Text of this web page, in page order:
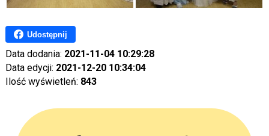
Udostępnij
Data dodania: 2021-11-04 10:29:28
Data edycji: 2021-12-20 10:34:04
Ilość wyświetleń: 843